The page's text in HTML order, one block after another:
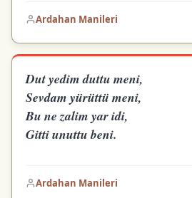
Ardahan Manileri
Dut yedim duttu meni,
Sevdam yürüttü meni,
Bu ne zalim yar idi,
Gitti unuttu beni.
Ardahan Manileri